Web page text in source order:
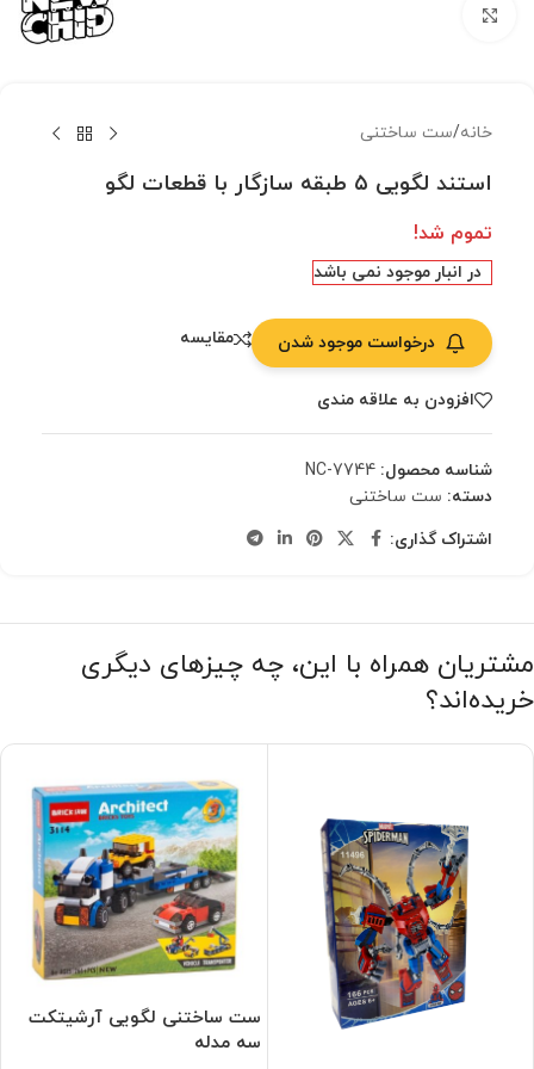
خانه/ست ساختنی
استند لگویی ۵ طبقه سازگار با قطعات لگو
تموم شد!
در انبار موجود نمی باشد
درخواست موجود شدن مقایسه
افزودن به علاقه مندی
شناسه محصول: NC-7744
دسته: ست ساختنی
اشتراک گذاری:
مشتریان همراه با این، چه چیزهای دیگری
خریده‌اند؟
ست ساختنی لگویی آرشیتکت
سه مدله